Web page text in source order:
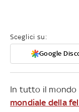
Sceglici su:
Google
In tutto il mondo
mondiale della